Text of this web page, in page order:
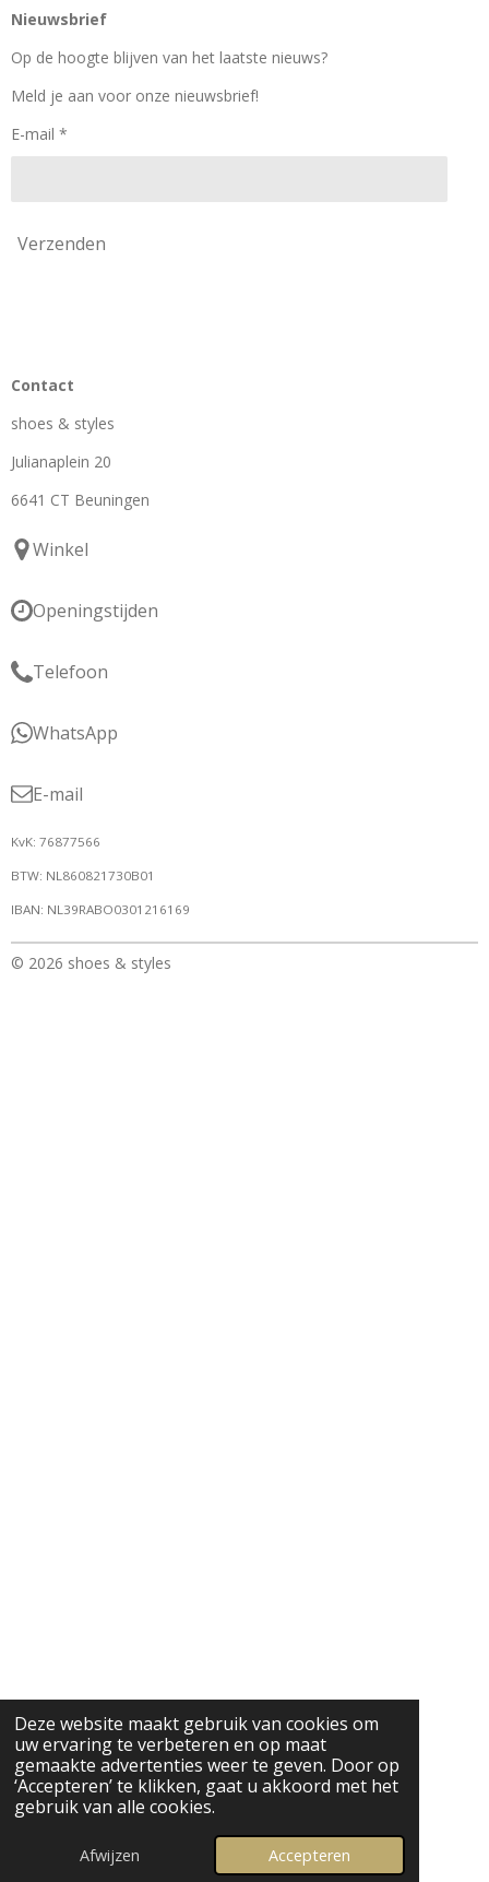
Deze website maakt gebruik van cookies om
uw ervaring te verbeteren en op maat
gemaakte advertenties weer te geven. Door op
‘Accepteren’ te klikken, gaat u akkoord met het
gebruik van alle cookies.
Afwijzen Accepteren
e
o
k
t
g
a
k
Nieuwsbrief
Op de hoogte blijven van het laatste nieuws?
Meld je aan voor onze nieuwsbrief!
E-mail *
Verzenden
Contact
shoes & styles
Julianaplein 20
6641 CT Beuningen
Winkel
Openingstijden
Telefoon
WhatsApp
E-mail
KvK: 76877566
BTW: NL860821730B01
IBAN: NL39RABO0301216169
© 2026 shoes & styles